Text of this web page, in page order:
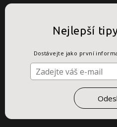
Nejlepší
Dostávejte jako první